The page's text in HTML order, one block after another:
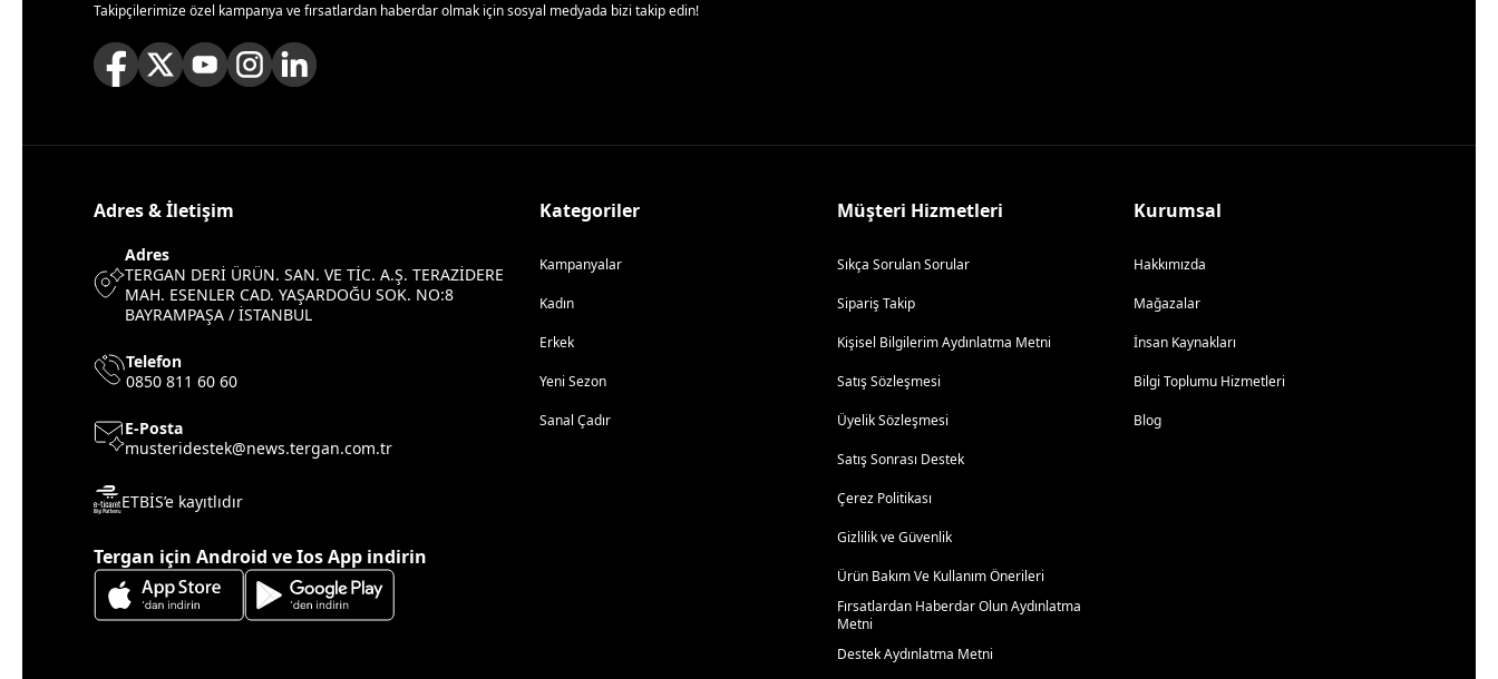
Takipçilerimize özel kampanya ve fırsatlardan haberdar olmak için sosyal medyada bizi takip edin!
Adres & İletişim
Adres
TERGAN DERİ ÜRÜN. SAN. VE TİC. A.Ş. TERAZİDERE
MAH. ESENLER CAD. YAŞARDOĞU SOK. NO:8
BAYRAMPAŞA / İSTANBUL
Telefon
0850 811 60 60
E-Posta
musteridestek@news.tergan.com.tr
ETBİS’e kayıtlıdır
Tergan için Android ve Ios App indirin
Kategoriler
Kampanyalar
Kadın
Erkek
Yeni Sezon
Sanal Çadır
Müşteri Hizmetleri
Sıkça Sorulan Sorular
Sipariş Takip
Kişisel Bilgilerim Aydınlatma Metni
Satış Sözleşmesi
Üyelik Sözleşmesi
Satış Sonrası Destek
Çerez Politikası
Gizlilik ve Güvenlik
Ürün Bakım Ve Kullanım Önerileri
Fırsatlardan Haberdar Olun Aydınlatma
Metni
Destek Aydınlatma Metni
Kurumsal
Hakkımızda
Mağazalar
İnsan Kaynakları
Bilgi Toplumu Hizmetleri
Blog